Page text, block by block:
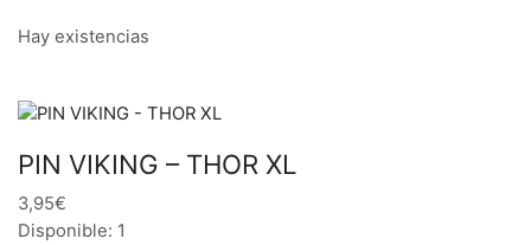
Hay existencias
PIN VIKING – THOR XL
3,95€
Disponible: 1